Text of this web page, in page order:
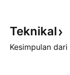
Teknikal
Kesimpulan